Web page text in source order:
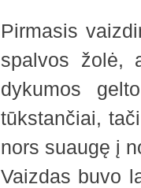
Pirmasis
spalvos žolė,
dykumos
tūkstančiai,
nors suaugę į
Vaizdas buvo